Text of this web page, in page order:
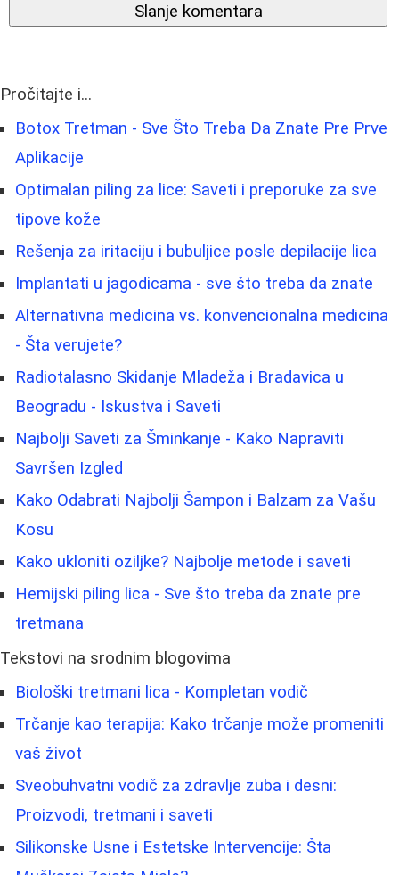
Slanje komentara
Pročitajte i...
Botox Tretman - Sve Što Treba Da Znate Pre Prve
Aplikacije
Optimalan piling za lice: Saveti i preporuke za sve
tipove kože
Rešenja za iritaciju i bubuljice posle depilacije lica
Implantati u jagodicama - sve što treba da znate
Alternativna medicina vs. konvencionalna medicina
- Šta verujete?
Radiotalasno Skidanje Mladeža i Bradavica u
Beogradu - Iskustva i Saveti
Najbolji Saveti za Šminkanje - Kako Napraviti
Savršen Izgled
Kako Odabrati Najbolji Šampon i Balzam za Vašu
Kosu
Kako ukloniti oziljke? Najbolje metode i saveti
Hemijski piling lica - Sve što treba da znate pre
tretmana
Tekstovi na srodnim blogovima
Biološki tretmani lica - Kompletan vodič
Trčanje kao terapija: Kako trčanje može promeniti
vaš život
Sveobuhvatni vodič za zdravlje zuba i desni:
Proizvodi, tretmani i saveti
Silikonske Usne i Estetske Intervencije: Šta